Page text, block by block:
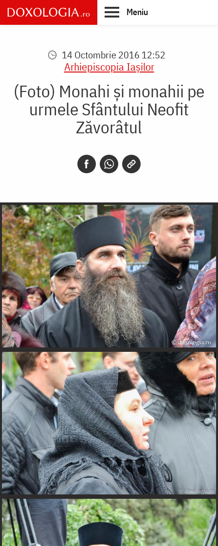
Skip
to
main
Meniu
14 Octombrie 2016 12:52
Arhiepiscopia Iaşilor
(Foto) Monahi şi monahii pe
urmele Sfântului Neofit
Zăvorâtul